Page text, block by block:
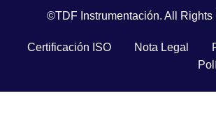
©TDF Instrumentación. All Rights
Certificación ISO Nota Legal